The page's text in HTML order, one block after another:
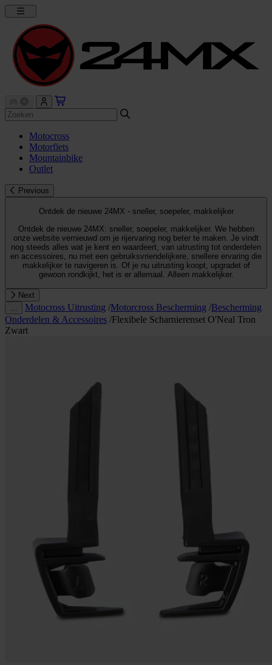
Motocross
Motorfiets
Mountainbike
Outlet
Previous
Ontdek de nieuwe 24MX - sneller, soepeler, makkelijker
Ontdek de nieuwe 24MX: sneller, soepeler, makkelijker. We hebben
onze website vernieuwd om je rijervaring nog beter te maken. Je vindt
nog steeds alles wat je kent en waardeert, van uitrusting tot onderdelen
en accessoires, nu met een gebruiksvriendelijkere, snellere ervaring die
makkelijker te navigeren is. Of je nu uitrusting koopt, upgradet of
gewoon rondkijkt, het is er allemaal. Alleen makkelijker.
Next
Motocross Uitrusting /Motorcross Bescherming /Bescherming
Onderdelen & Accessoires /Flexibele Scharnierenset O'Neal Tron
Zwart